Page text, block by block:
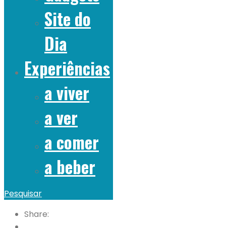
Site do
Dia
Experiências
a viver
a ver
a comer
a beber
Pesquisar
Share: